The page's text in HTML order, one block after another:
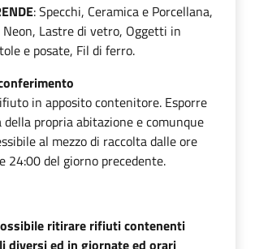
: Specchi, Ceramica e Porcellana,
Neon, Lastre di vetro, Oggetti in
e posate, Fil di ferro.
in apposito contenitore. Esporre
propria abitazione e comunque
al mezzo di raccolta dalle ore
24:00 del giorno precedente.
ritirare rifiuti contenenti
diversi ed in giornate ed orari